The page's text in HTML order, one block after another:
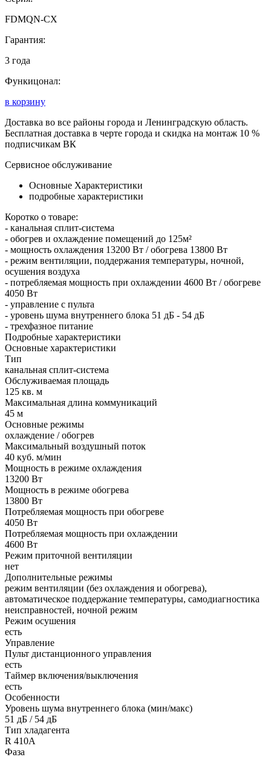
FDMQN-CX
Гарантия:
3 года
Функицонал:
в корзину
Доставка во все районы города и Ленинградскую область.
Бесплатная доставка в черте города и скидка на монтаж 10 %
подписчикам ВК
Сервисное обслуживание
Основные Характеристики
подробные характеристики
Коротко о товаре:
- канальная сплит-система
- обогрев и охлаждение помещений до 125м²
- мощность охлаждения 13200 Вт / обогрева 13800 Вт
- режим вентиляции, поддержания температуры, ночной,
осушения воздуха
- потребляемая мощность при охлаждении 4600 Вт / обогреве
4050 Вт
- управление с пульта
- уровень шума внутреннего блока 51 дБ - 54 дБ
- трехфазное питание
Подробные характеристики
Основные характеристики
Тип
канальная сплит-система
Обслуживаемая площадь
125 кв. м
Максимальная длина коммуникаций
45 м
Основные режимы
охлаждение / обогрев
Максимальный воздушный поток
40 куб. м/мин
Мощность в режиме охлаждения
13200 Вт
Мощность в режиме обогрева
13800 Вт
Потребляемая мощность при обогреве
4050 Вт
Потребляемая мощность при охлаждении
4600 Вт
Режим приточной вентиляции
нет
Дополнительные режимы
режим вентиляции (без охлаждения и обогрева),
автоматическое поддержание температуры, самодиагностика
неисправностей, ночной режим
Режим осушения
есть
Управление
Пульт дистанционного управления
есть
Таймер включения/выключения
есть
Особенности
Уровень шума внутреннего блока (мин/макс)
51 дБ / 54 дБ
Тип хладагента
R 410A
Фаза